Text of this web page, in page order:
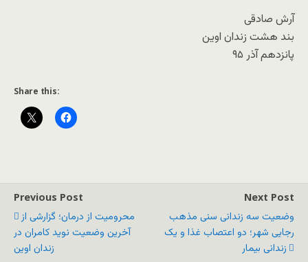
آرش صادقی
بند هشت زندان اوین
پانزدهم آذر ۹۵
Share this:
Previous Post
محرومیت از درمان؛ گزارشی از
آخرین وضعیت نوید کامران در
زندان اوین
Next Post
وضعیت سه زندانی سنی مذهب
رجایی شهر؛ دو اعتصاب غذا و یک
زندانی بیمار